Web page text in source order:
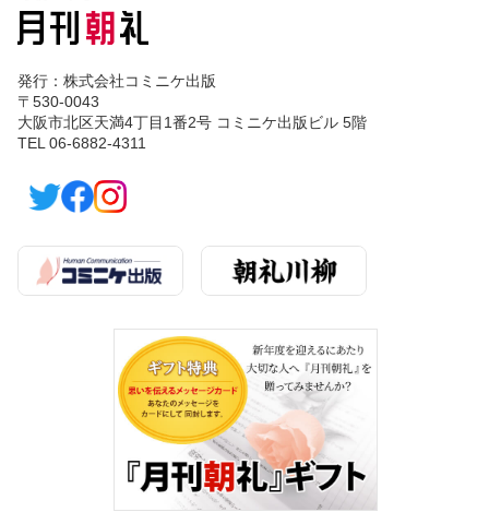
発行：株式会社コミニケ出版
〒530-0043
大阪市北区天満4丁目1番2号 コミニケ出版ビル 5階
TEL 06-6882-4311